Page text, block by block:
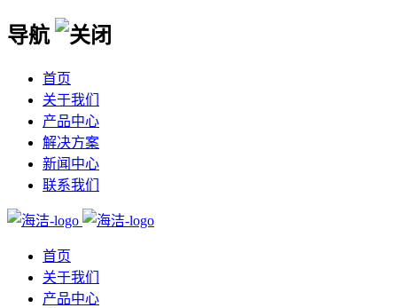
导航
首页
关于我们
产品中心
解决方案
新闻中心
联系我们
首页
关于我们
产品中心